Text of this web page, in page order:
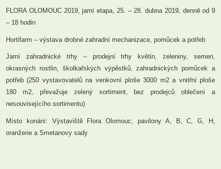
FLORA OLOMOUC 2019, jarní etapa, 25. – 28. dubna 2019, denně od 9
– 18 hodin
Hortifarm – výstava drobné zahradní mechanizace, pomůcek a potřeb
Jarní zahradnické trhy – prodejní trhy květin, zeleniny, semen,
okrasných rostlin, školkařských výpěstků, zahradnických pomůcek a
potřeb (250 vystavovatelů na venkovní ploše3000 m2a vnitřní ploše
180 m2, převažuje zelený sortiment, bez prodejců oblečení a
nesouvisejícího sortimentu)
Místo konání: Výstaviště Flora Olomouc, pavilony A, B, C, G, H,
oranžerie a Smetanovy sady